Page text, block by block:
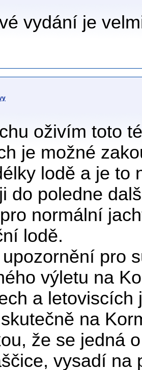
vydání je
oživím toto
je možné
lodě a je to
do poledne
normální
lodě.
pro
výletu na
a letoviscích
na
že se jedná
vysadí na